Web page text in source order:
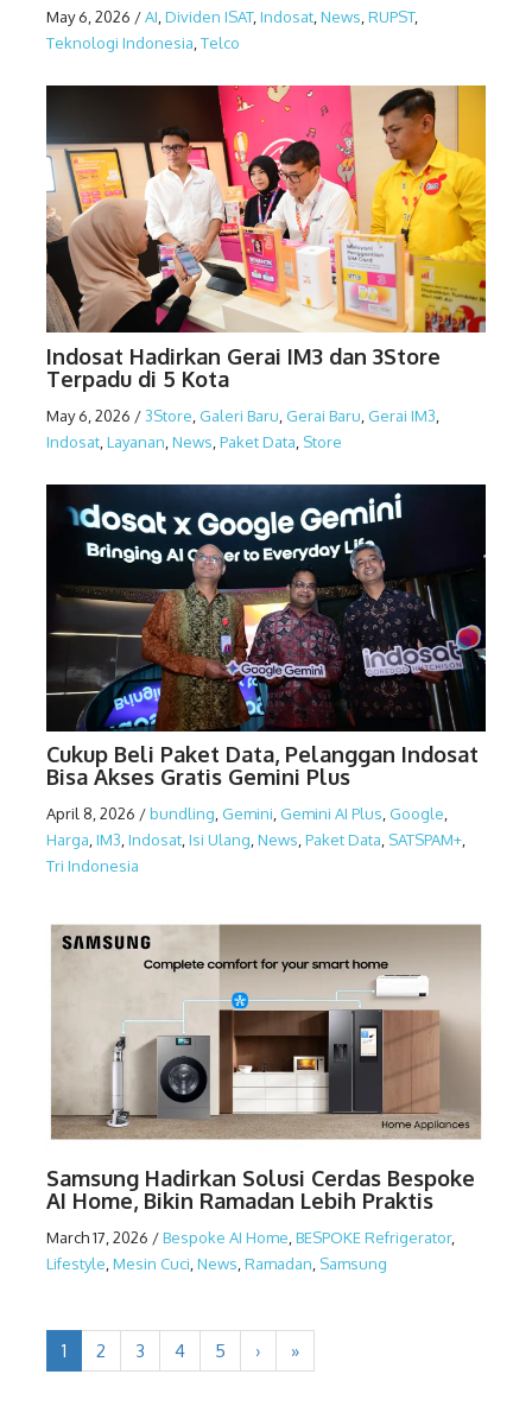
May 6, 2026 /AI,Dividen ISAT,Indosat,News,RUPST,
Teknologi Indonesia,Telco
Indosat Hadirkan Gerai IM3 dan 3Store
Terpadu di 5 Kota
May 6, 2026 /3Store Galeri Baru Gerai Baru Gerai IM3
Indosat Layanan News Paket Data Store
Cukup Beli Paket Data, Pelanggan Indosat
Bisa Akses Gratis Gemini Plus
April 8, 2026 /bundling Gemini Gemini AI Plus Google
Harga IM3 Indosat Isi Ulang News Paket Data SATSPAM+
Tri Indonesia
Samsung Hadirkan Solusi Cerdas Bespoke
AI Home, Bikin Ramadan Lebih Praktis
March 17, 2026 /Bespoke AI Home BESPOKE Refrigerator,
Lifestyle Mesin Cuci News Ramadan Samsung
1 2 3 4 5 › »